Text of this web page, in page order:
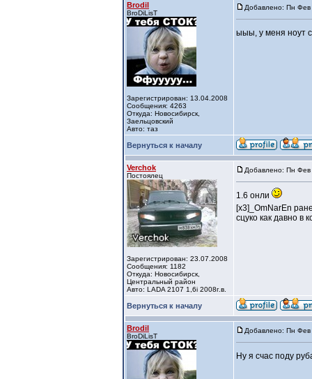
Brodil
BroDiLisT
Зарегистрирован: 13.04.2008
Сообщения: 4263
Откуда: Новосибирск,
Заельцовский
Авто: таз
Добавлено: Пн
ыыы, у меня ноут
Вернуться к началу
Verchok
Постоялец
Зарегистрирован: 23.07.2008
Сообщения: 1182
Откуда: Новосибирск,
Центральный район
Авто: LADA 2107 1,6i 2008г.в.
Добавлено: Пн
1.6 онли
[x3]_OmNarEn
сцуко как давно в
Вернуться к началу
Brodil
BroDiLisT
Добавлено: Пн
Ну я счас поду